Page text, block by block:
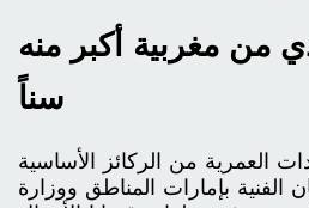
من مغربية أكبر منه
سناً
العمرية من الركائز الأساسية
الفنية بإمارات المناطق ووزارة